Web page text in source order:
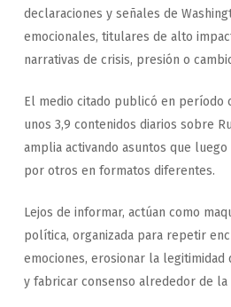
declaraciones y señales de
emocionales, titulares de alto
narrativas de crisis, presión o
El medio citado publicó en período
unos 3,9 contenidos diarios sobre
amplia activando asuntos que
por otros en formatos diferentes.
Lejos de informar, actúan como
política, organizada para repetir
emociones, erosionar la legitimidad
y fabricar consenso alrededor de la